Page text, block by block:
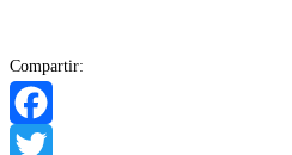
Compartir:
Facebook